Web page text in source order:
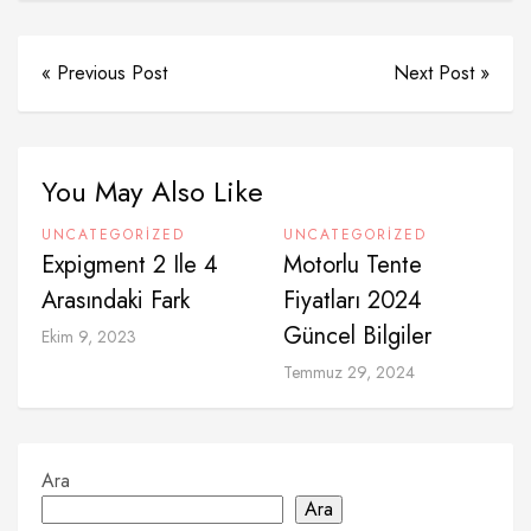
« Previous Post Next Post »
You May Also Like
UNCATEGORIZED
Expigment 2 Ile 4
Arasındaki Fark
Ekim 9, 2023
UNCATEGORIZED
Motorlu Tente
Fiyatları 2024
Güncel Bilgiler
Temmuz 29, 2024
Ara
Ara